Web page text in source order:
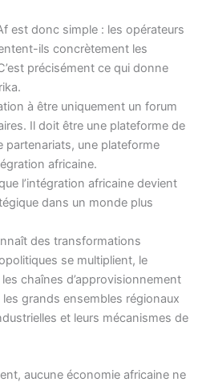
est donc simple : les opérateurs
ils concrètement les
précisément ce qui donne
à être uniquement un forum
Il doit être une plateforme de
partenariats, une plateforme
africaine.
l’intégration africaine devient
dans un monde plus
des transformations
se multiplient, le
chaînes d’approvisionnement
grands ensembles régionaux
et leurs mécanismes de
aucune économie africaine ne